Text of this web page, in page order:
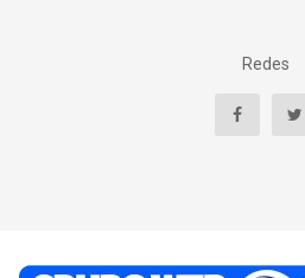
Redes